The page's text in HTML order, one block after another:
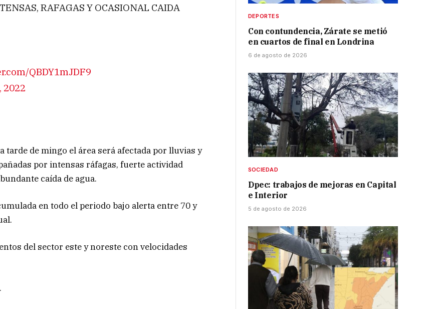
RAFAGAS Y OCASIONAL CAIDA
QBDY1mJDF9
2022
de mingo el área será afectada por lluvias y
por intensas ráfagas, fuerte actividad
caída de agua.
en todo el periodo bajo alerta entre 70 y
del sector este y noreste con velocidades
DEPORTES
Con contundencia, Zárate se metió
en cuartos de final en Londrina
6 de agosto de 2026
SOCIEDAD
Dpec: trabajos de mejoras en Capital
e Interior
5 de agosto de 2026